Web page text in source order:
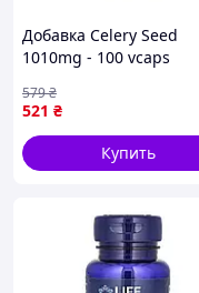
Добавка Celery Seed
1010mg - 100 vcaps
521 ₴
579₴
Купить